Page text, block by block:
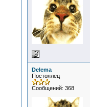
Delema
Постоялец
Сообщений: 368